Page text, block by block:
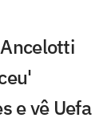
e vê Uefa